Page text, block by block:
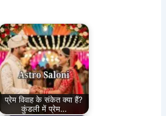
प्रेम विवाह के संकेत क्या हैं?
कुंडली में प्रेम…